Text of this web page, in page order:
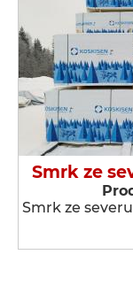
Smrk ze
Smrk ze